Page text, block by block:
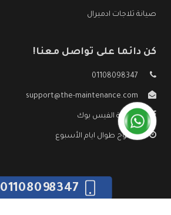
صيانة ثلاجات ادميرال
كن دائما على تواصل معنا!
01108098347
support@the-maintenance.com
صفحة الفيس بوك
مفتوح طوال ايام الأسبوع
01108098347